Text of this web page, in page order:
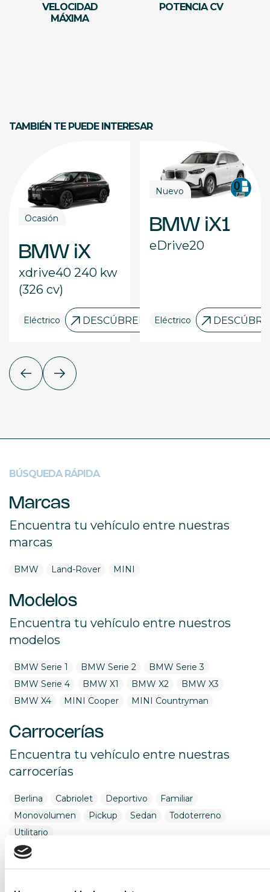
VELOCIDAD
MÁXIMA
POTENCIA CV
TAMBIÉN TE PUEDE INTERESAR
Ocasión
BMW iX
xdrive40 240 kw
(326 cv)
Eléctrico DESCÚBRELO
Nuevo
BMW iX1
eDrive20
Eléctrico
BÚSQUEDA RÁPIDA
Marcas
Encuentra tu vehículo entre nuestras
marcas
BMW Land-Rover MINI
Modelos
Encuentra tu vehículo entre nuestros
modelos
BMW Serie 1 BMW Serie 2
BMW Serie 3
BMW Serie 4
BMW X1 BMW X2
BMW X3
BMW X4
MINI Cooper MINI Countryman
Carrocerías
Encuentra tu vehículo entre nuestras
carrocerías
Berlina Cabriolet Deportivo
Familiar
Monovolumen
Pickup Sedan
Todoterreno
Utilitario
Combustible